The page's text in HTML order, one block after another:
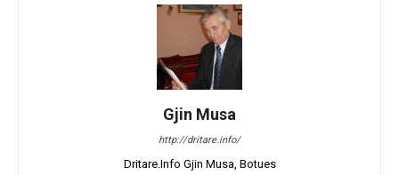
Gjin Musa
http://dritare.info/
Dritare.Info Gjin Musa, Botues